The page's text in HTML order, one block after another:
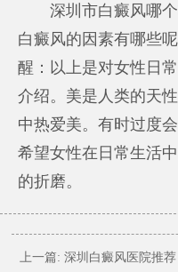
深圳市白癜风哪个
白癜风的因素有哪些
醒：以上是对女性日
介绍。美是人类的天
中热爱美。有时过度
希望女性在日常生活
的折磨。
上一篇: 深圳白癜风医院推